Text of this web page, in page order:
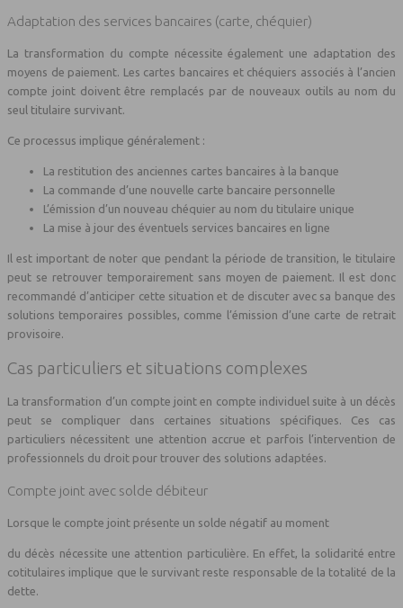
Adaptation des services bancaires (carte, chéquier)
La transformation du compte nécessite également une adaptation des
moyens de paiement. Les cartes bancaires et chéquiers associés à l’ancien
compte joint doivent être remplacés par de nouveaux outils au nom du
seul titulaire survivant.
Ce processus implique généralement :
La restitution des anciennes cartes bancaires à la banque
La commande d’une nouvelle carte bancaire personnelle
L’émission d’un nouveau chéquier au nom du titulaire unique
La mise à jour des éventuels services bancaires en ligne
Il est important de noter que pendant la période de transition, le titulaire
peut se retrouver temporairement sans moyen de paiement. Il est donc
recommandé d’anticiper cette situation et de discuter avec sa banque des
solutions temporaires possibles, comme l’émission d’une carte de retrait
provisoire.
Cas particuliers et situations complexes
La transformation d’un compte joint en compte individuel suite à un décès
peut se compliquer dans certaines situations spécifiques. Ces cas
particuliers nécessitent une attention accrue et parfois l’intervention de
professionnels du droit pour trouver des solutions adaptées.
Compte joint avec solde débiteur
Lorsque le compte joint présente un solde négatif au moment
du décès nécessite une attention particulière. En effet, la solidarité entre
cotitulaires implique que le survivant reste responsable de la totalité de la
dette.